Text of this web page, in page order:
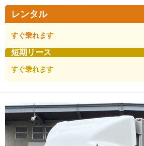
レンタル
すぐ乗れます
短期リース
すぐ乗れます